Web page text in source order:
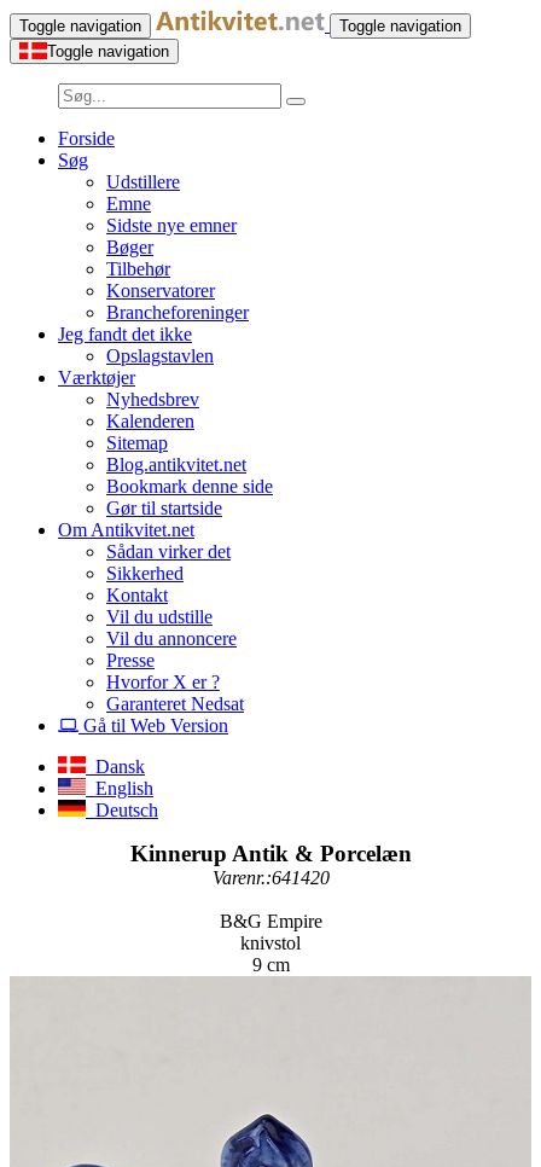
Toggle navigation
Toggle navigation
Toggle navigation
Forside
Søg
Udstillere
Emne
Sidste nye emner
Bøger
Tilbehør
Konservatorer
Brancheforeninger
Jeg fandt det ikke
Opslagstavlen
Værktøjer
Nyhedsbrev
Kalenderen
Sitemap
Blog.antikvitet.net
Bookmark denne side
Gør til startside
Om Antikvitet.net
Sådan virker det
Sikkerhed
Kontakt
Vil du udstille
Vil du annoncere
Presse
Hvorfor X er ?
Garanteret Nedsat
Gå til Web Version
Dansk
English
Deutsch
Kinnerup Antik & Porcelæn
Varenr.:641420
B&G Empire
knivstol
9 cm